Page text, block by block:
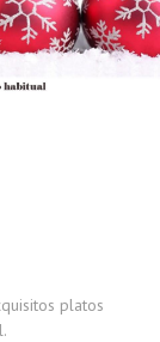
platos